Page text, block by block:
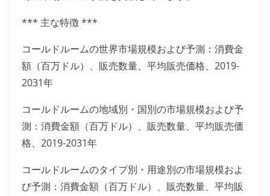
*** 主な特徴 ***
コールドルームの世界市場規模および予測：消費金
額（百万ドル）、販売数量、平均販売価格、2019-
2031年
コールドルームの地域別・国別の市場規模および予
測：消費金額（百万ドル）、販売数量、平均販売価
格、2019-2031年
コールドルームのタイプ別・用途別の市場規模およ
び予測：消費金額（百万ドル）、販売数量、平均販